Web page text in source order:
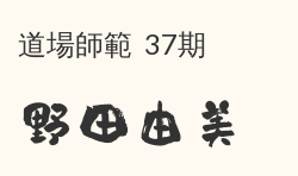
道場師範 37期
野田由美